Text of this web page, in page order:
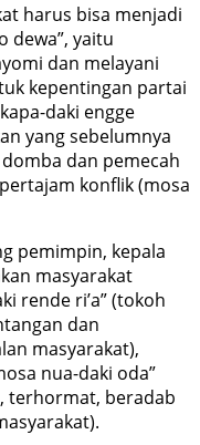
harus bisa menjadi
dewa”, yaitu
dan melayani
kepentingan partai
daki engge
yang sebelumnya
dan pemecah
konflik (mosa
pemimpin, kepala
masyarakat
rende ri’a” (tokoh
dan
masyarakat),
nua-daki oda”
terhormat, beradab